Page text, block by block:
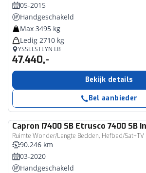
05-2015
Handgeschakeld
Max 3495 kg
Ledig 2710 kg
YSSELSTEYN LB
47.440,-
Bekijk details
Bel aanbieder
Capron I7400 SB Etrusco 7400 SB
Ruimte Wonder/Lengte Bedden, Hefbed/Sat+TV
90.246 km
03-2020
Handgeschakeld